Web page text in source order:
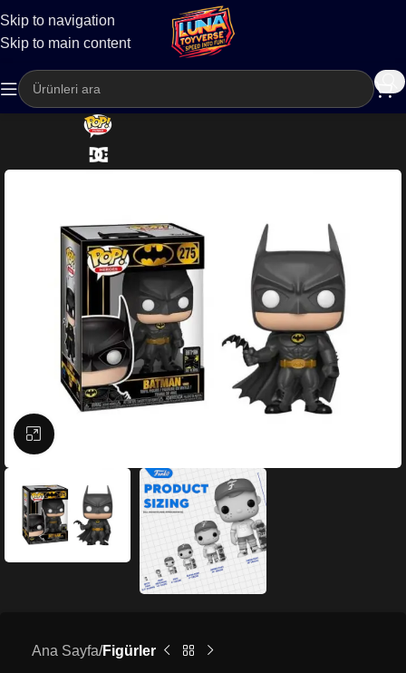
Skip to navigation
Skip to main content
Kargo
Büyütmek için tıklayın
Ana Sayfa Figürler